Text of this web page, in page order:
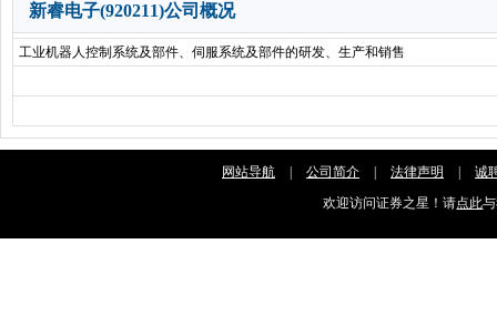
新睿电子(920211)公司概况
工业机器人控制系统及部件、伺服系统及部件的研发、生产和销售
网站导航 公司简介 法律声明
诚
欢迎访问证券之星！请点此